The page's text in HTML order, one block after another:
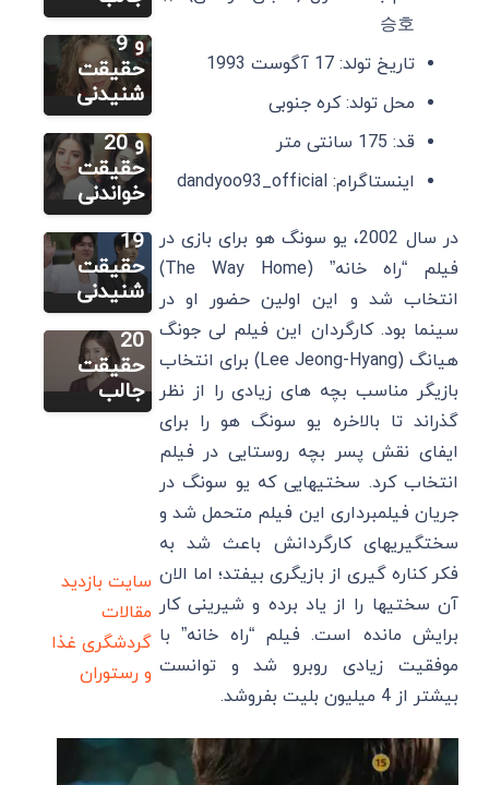
승호
تاریخ تولد: 17 آگوست 1993
محل تولد: کره جنوبی
قد: 175 سانتی متر
اینستاگرام: dandyoo93_official
در سال 2002، یو سونگ هو برای بازی در
فیلم “راه خانه” (The Way Home)
انتخاب شد و این اولین حضور او در
سینما بود. کارگردان این فیلم لی جونگ
هیانگ (Lee Jeong-Hyang) برای انتخاب
بازیگر مناسب بچه های زیادی را از نظر
گذراند تا بالاخره یو سونگ هو را برای
ایفای نقش پسر بچه روستایی در فیلم
انتخاب کرد. سختیهایی که یو سونگ در
جریان فیلمبرداری این فیلم متحمل شد و
سختگیریهای کارگردانش باعث شد به
فکر کناره گیری از بازیگری بیفتد؛ اما الان
آن سختیها را از یاد برده و شیرینی کار
برایش مانده است. فیلم “راه خانه” با
موفقیت زیادی روبرو شد و توانست
بیشتر از 4 میلیون بلیت بفروشد.
سریال ها
و 9
حقیقت
شنیدنی
اوزگه
گورل:
زندگینامه،
بهترین
آهنگ ها
و 20
حقیقت
خواندنی
سایر
لی مینهو:
زندگینامه،
بهترین
فیلم ها و
19
حقیقت
شنیدنی
سایر
سونگ هه
کیو:
زندگینامه،
بهترین
فیلم ها و
20
حقیقت
جالب
سایت بازدید
مقالات
گردشگری غذا
و رستوران